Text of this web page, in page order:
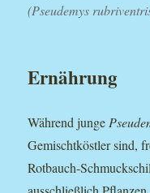
(Pseudemys
Ernährung
Während junge
Gemischtköstler sind,
Rotbauch-